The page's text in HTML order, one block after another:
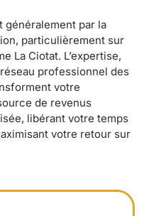
généralement par la
particulièrement sur
La Ciotat. L’expertise,
professionnel des
votre
de revenus
libérant votre temps
votre retour sur